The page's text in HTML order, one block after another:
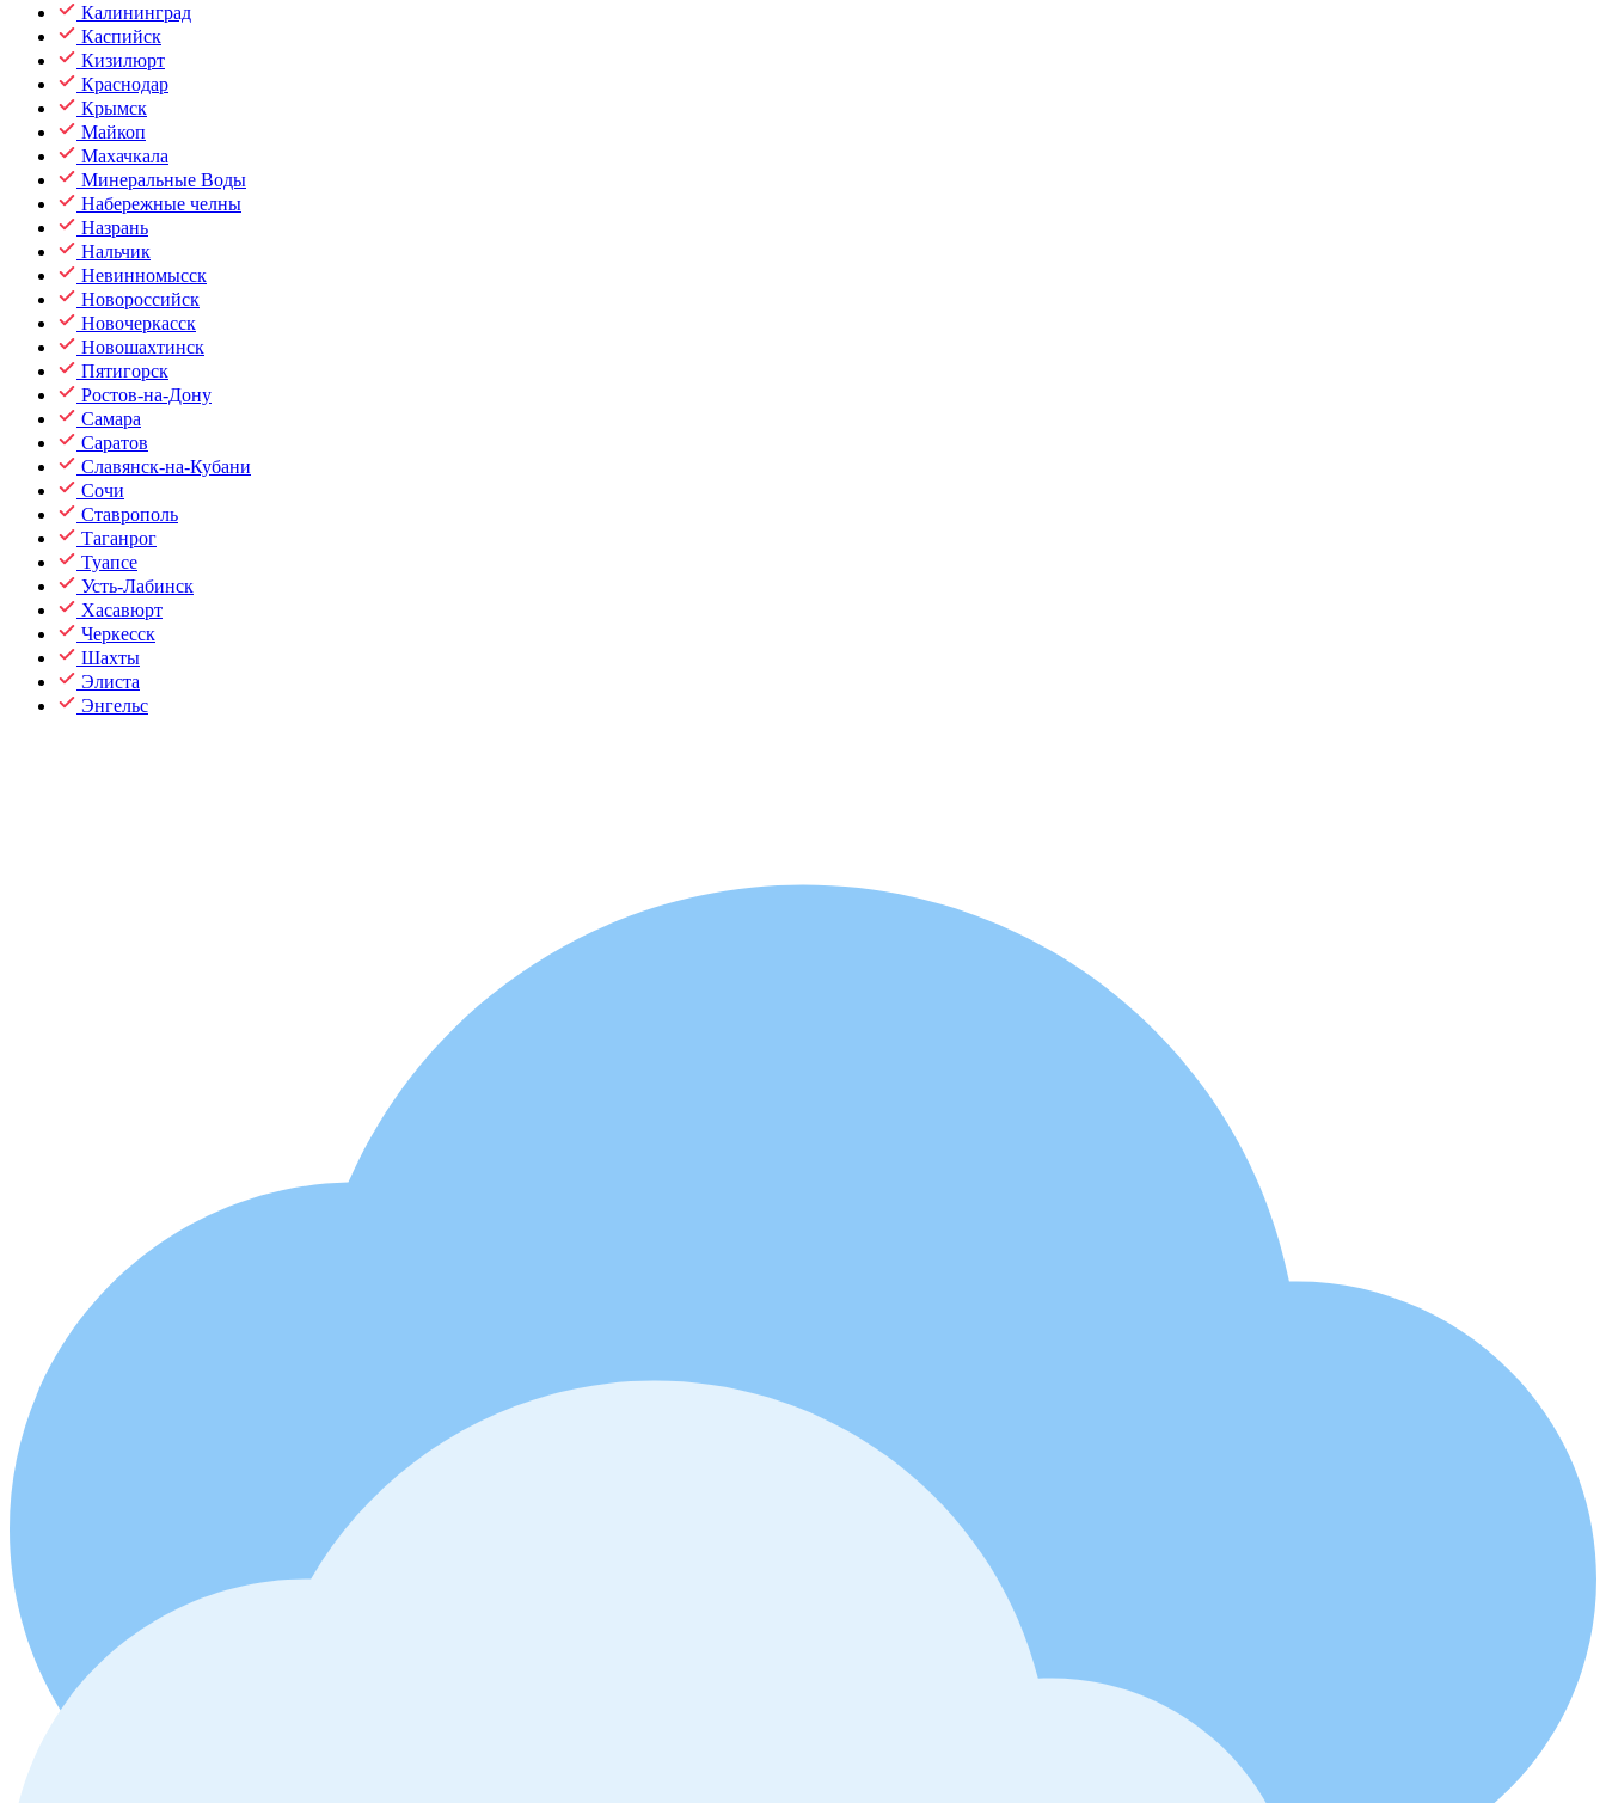
Калининград
Каспийск
Кизилюрт
Краснодар
Крымск
Майкоп
Махачкала
Минеральные Воды
Набережные челны
Назрань
Нальчик
Невинномысск
Новороссийск
Новочеркасск
Новошахтинск
Пятигорск
Ростов-на-Дону
Самара
Саратов
Славянск-на-Кубани
Сочи
Ставрополь
Таганрог
Туапсе
Усть-Лабинск
Хасавюрт
Черкесск
Шахты
Элиста
Энгельс